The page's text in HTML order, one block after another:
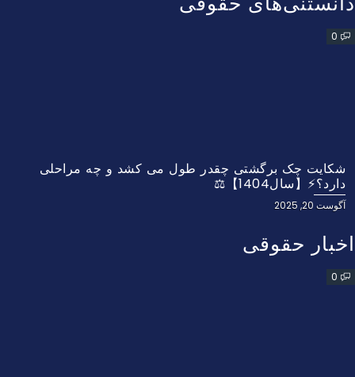
0
شکایت چک برگشتی چقدر طول می کشد و چه مراحلی
دارد؟⚡【سال1404】⚖️
آگوست 20, 2025
اخبار حقوقی
0